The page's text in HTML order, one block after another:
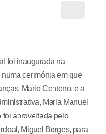
foi inaugurada na
cerimónia em que
Mário Centeno, e a
Maria Manuel
foi aproveitada pelo
Miguel Borges, para